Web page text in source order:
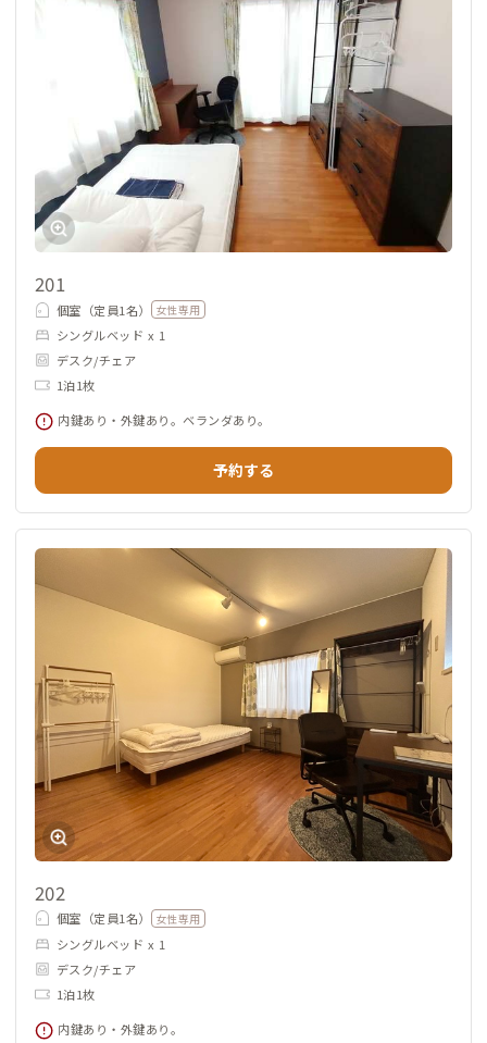
201
個室（定員1名） 女性専用
シングルベッド x 1
デスク/チェア
1泊1枚
内鍵あり・外鍵あり。ベランダあり。
予約する
202
個室（定員1名） 女性専用
シングルベッド x 1
デスク/チェア
1泊1枚
内鍵あり・外鍵あり。